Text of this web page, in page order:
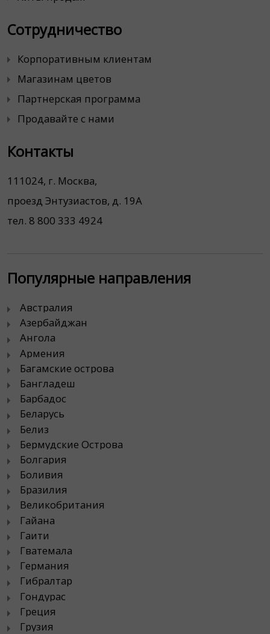
Сотрудничество
Корпоративным клиентам
Магазинам цветов
Партнерская программа
Продавайте с нами
Контакты
111024, г. Москва,
проезд Энтузиастов, д. 19А
тел. 8 800 333 4924
Популярные направления
Австралия
Азербайджан
Ангола
Армения
Багамские острова
Бангладеш
Барбадос
Беларусь
Белиз
Бермудские Острова
Болгария
Боливия
Бразилия
Великобритания
Гайана
Гаити
Гватемала
Германия
Гибралтар
Гондурас
Греция
Грузия